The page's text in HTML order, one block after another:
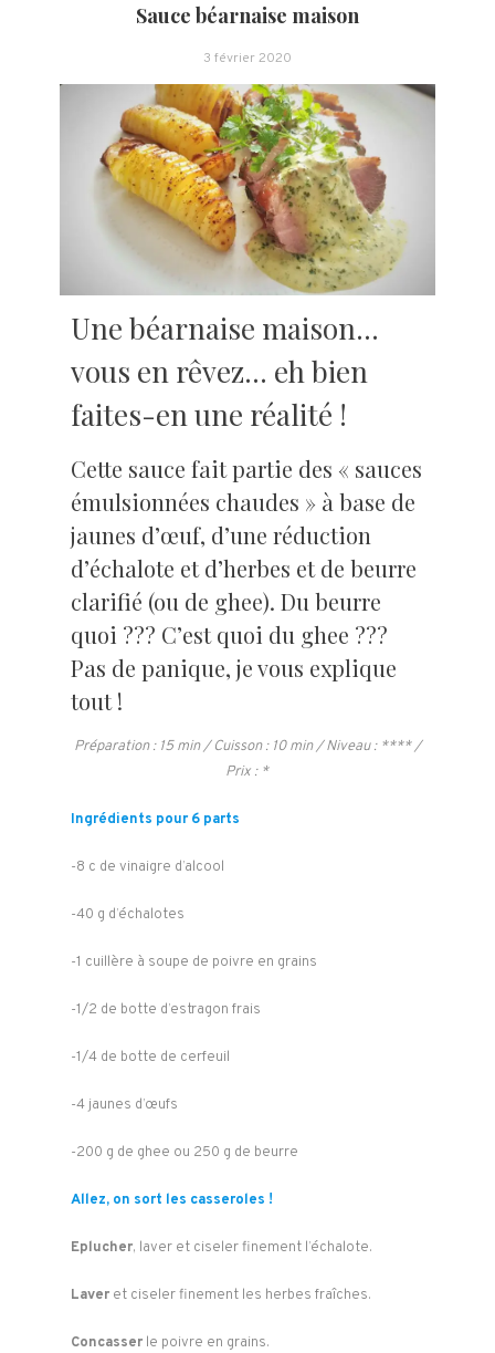
Sauce béarnaise maison
3 février 2020
Une béarnaise maison…
vous en rêvez… eh bien
faites-en une réalité !
Cette sauce fait partie des « sauces
émulsionnées chaudes » à base de
jaunes d’œuf, d’une réduction
d’échalote et d’herbes et de beurre
clarifié (ou de ghee). Du beurre
quoi ??? C’est quoi du ghee ???
Pas de panique, je vous explique
tout !
Préparation : 15 min / Cuisson : 10 min / Niveau : **** /
Prix : *
Ingrédients pour 6 parts
-8 c de vinaigre d’alcool
-40 g d’échalotes
-1 cuillère à soupe de poivre en grains
-1/2 de botte d’estragon frais
-1/4 de botte de cerfeuil
-4 jaunes d’œufs
-200 g de ghee ou 250 g de beurre
Allez, on sort les casseroles !
Eplucher, laver et ciseler finement l’échalote.
Laver et ciseler finement les herbes fraîches.
Concasser le poivre en grains.